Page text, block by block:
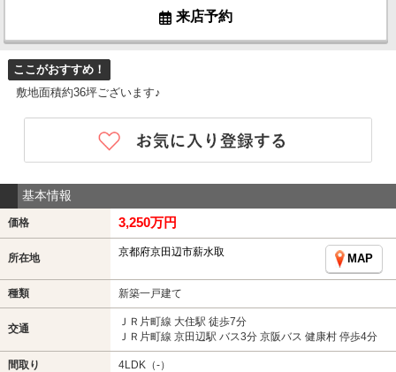
来店予約
ここがおすすめ！
敷地面積約36坪ございます♪
基本情報
価格 3,250万円
所在地 京都府京田辺市薪水取
MAP
種類 新築一戸建て
交通
ＪＲ片町線 大住駅 徒歩7分
ＪＲ片町線 京田辺駅 バス3分 京阪バス 健康村 停歩4分
間取り 4LDK（-）